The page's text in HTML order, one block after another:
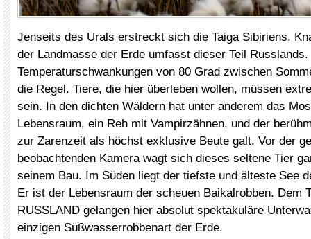
Jenseits des Urals erstreckt sich die Taiga Sibiriens.
der Landmasse der Erde umfasst dieser Teil Russlands.
Temperaturschwankungen von 80 Grad zwischen
die Regel. Tiere, die hier überleben wollen, müssen
sein. In den dichten Wäldern hat unter anderem das
Lebensraum, ein Reh mit Vampirzähnen, und der
zur Zarenzeit als höchst exklusive Beute galt. Vor der
beobachtenden Kamera wagt sich dieses seltene Tier
seinem Bau. Im Süden liegt der tiefste und älteste See
Er ist der Lebensraum der scheuen Baikalrobben. Dem
RUSSLAND gelangen hier absolut spektakuläre
einzigen Süßwasserrobbenart der Erde.